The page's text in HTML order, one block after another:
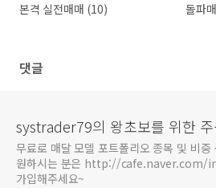
본격 실전매매 (10) 돌파
댓글
systrader79의 왕초보를 위한
무료로 매달 모델 포트폴리오 종목 및 비중
원하시는 분은 http://cafe.naver.com/
가입해주세요~